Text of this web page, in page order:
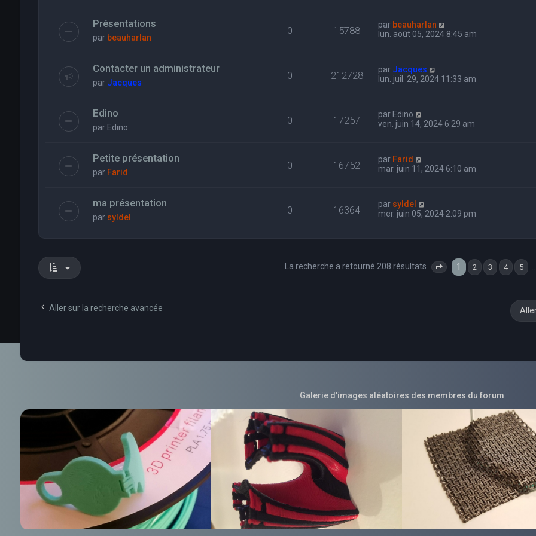
Présentations
par beauharlan
0 15788 par beauharlan
lun. août 05, 2024 8:45 am
Contacter un administrateur
par Jacques
0 212728 par Jacques
lun. juil. 29, 2024 11:33 am
Edino
par Edino
0 17257 par Edino
ven. juin 14, 2024 6:29 am
Petite présentation
par Farid
0 16752 par Farid
mar. juin 11, 2024 6:10 am
ma présentation
par syldel
0 16364 par syldel
mer. juin 05, 2024 2:09 pm
La recherche a retourné 208 résultats Page 1sur 7
1 2 3 4 5
Aller sur la recherche avancée
Galerie d'images aléatoires des membres du forum